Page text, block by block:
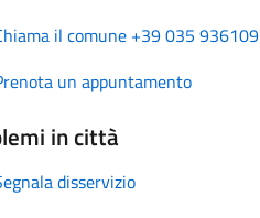
il comune +39 035 936109
un appuntamento
in città
disservizio